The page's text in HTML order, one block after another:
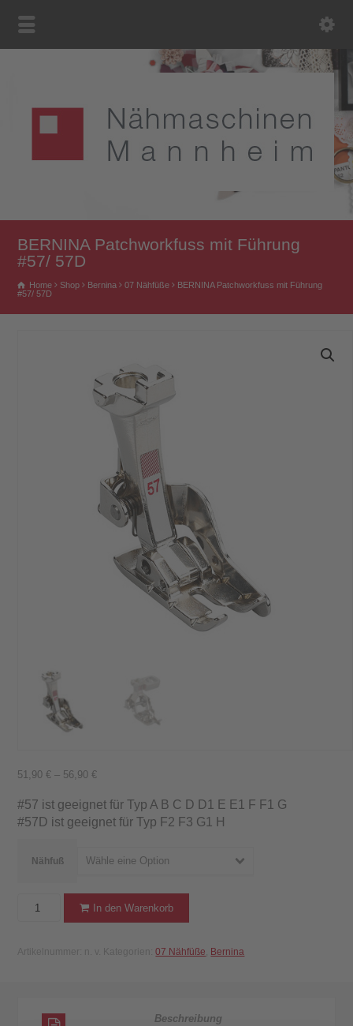
BERNINA Patchworkfuss mit Führung
#57/ 57D
Home Shop Bernina 07 Nähfüße
BERNINA Patchworkfuss mit Führung
#57/ 57D
51,90 € – 56,90 €
#57 ist geeignet für Typ A B C D D1 E E1 F F1 G
#57D ist geeignet für Typ F2 F3 G1 H
Nähfuß Wähle eine Option
BERNINA
Führung
In den Warenkorb
Artikelnummer: n. v. Kategorien:07 Nähfüße Bernina
Beschreibung